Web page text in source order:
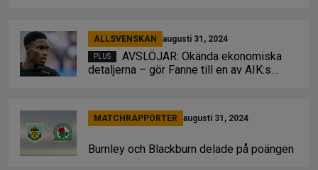
ALLSVENSKAN augusti 31, 2024
AVSLÖJAR: Okända ekonomiska
detaljerna – gör Fanne till en av AIK:s
MATCHRAPPORTER augusti 31, 2024
Burnley och Blackburn delade på poängen